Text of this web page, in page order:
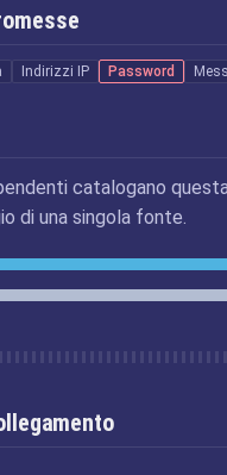
Indirizzi IP Password
catalogano
di una singola fonte.